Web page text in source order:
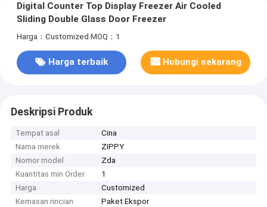
Digital Counter Top Display Freezer Air Cooled
Sliding Double Glass Door Freezer
Harga：Customized MOQ：1
Harga terbaik Hubungi sekarang
Deskripsi Produk
Tempat asal
Cina
Nama merek
ZIPPY
Nomor model
Zda
Kuantitas min Order
1
Harga
Customized
Kemasan rincian
Paket Ekspor